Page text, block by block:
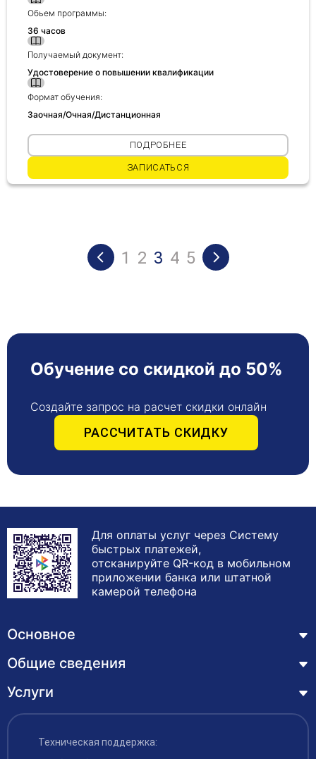
Обьем программы:
36 часов
Получаемый документ:
Удостоверение о повышении квалификации
Формат обучения:
Заочная/Очная/Дистанционная
ПОДРОБНЕЕ
ЗАПИСАТЬСЯ
1 2 3 4 5
Обучение со скидкой до 50%
Создайте запрос на расчет скидки онлайн
РАССЧИТАТЬ СКИДКУ
Для оплаты услуг через Систему
быстрых платежей,
отсканируйте QR-код в мобильном
приложении банка или штатной
камерой телефона
Основное
Курсы
Лицензия
Обучающимся
Общие сведения
Основные сведения
Структура и органы управления образовательной
организацией
Документы
Услуги
Профессиональная переподготовка
Курсы повышения квалификации – дистанционное
Техническая поддержка: